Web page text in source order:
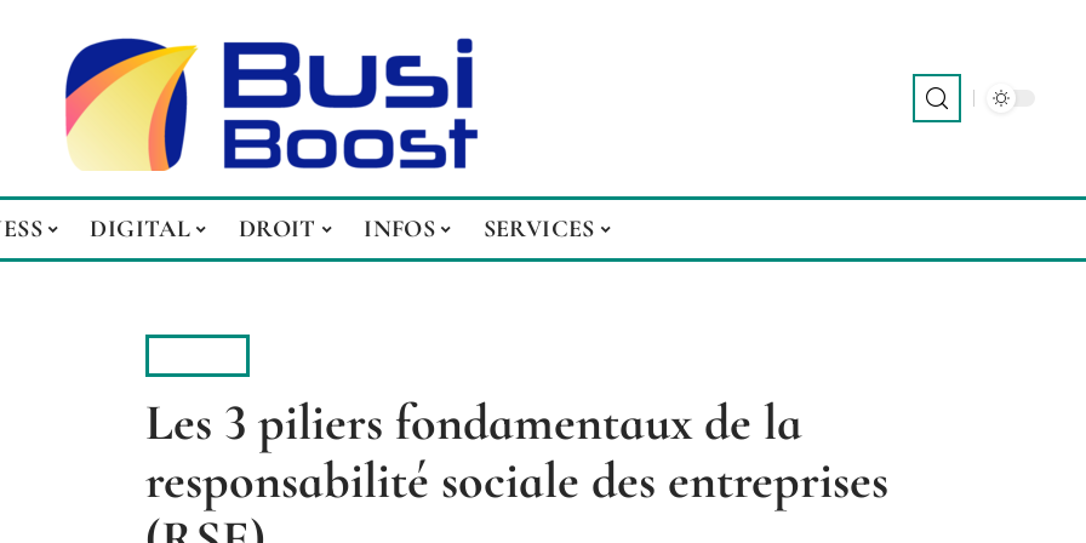
DIGITAL DROIT INFOS SERVICES
Les 3 piliers fondamentaux de la
responsabilité sociale des entreprises